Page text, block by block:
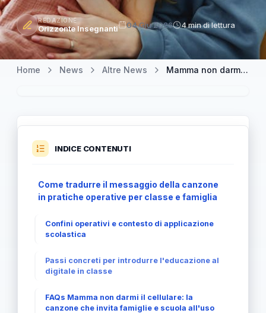
REDAZIONE
Orizzonte Insegnanti 04 Giu 2026 4 min di lettura
Home News Altre News Mamma non darmi il cellulare: la canzone che invita famiglie e scuola all'uso consapevole degli schermi [VIDEO]
INDICE CONTENUTI
Come tradurre il messaggio della canzone
in pratiche operative per classe e famiglia
Confini operativi e contesto di applicazione
scolastica
Passi concreti per introdurre l'educazione al
digitale in classe
FAQs Mamma non darmi il cellulare: la
canzone che invita famiglie e scuola all'uso